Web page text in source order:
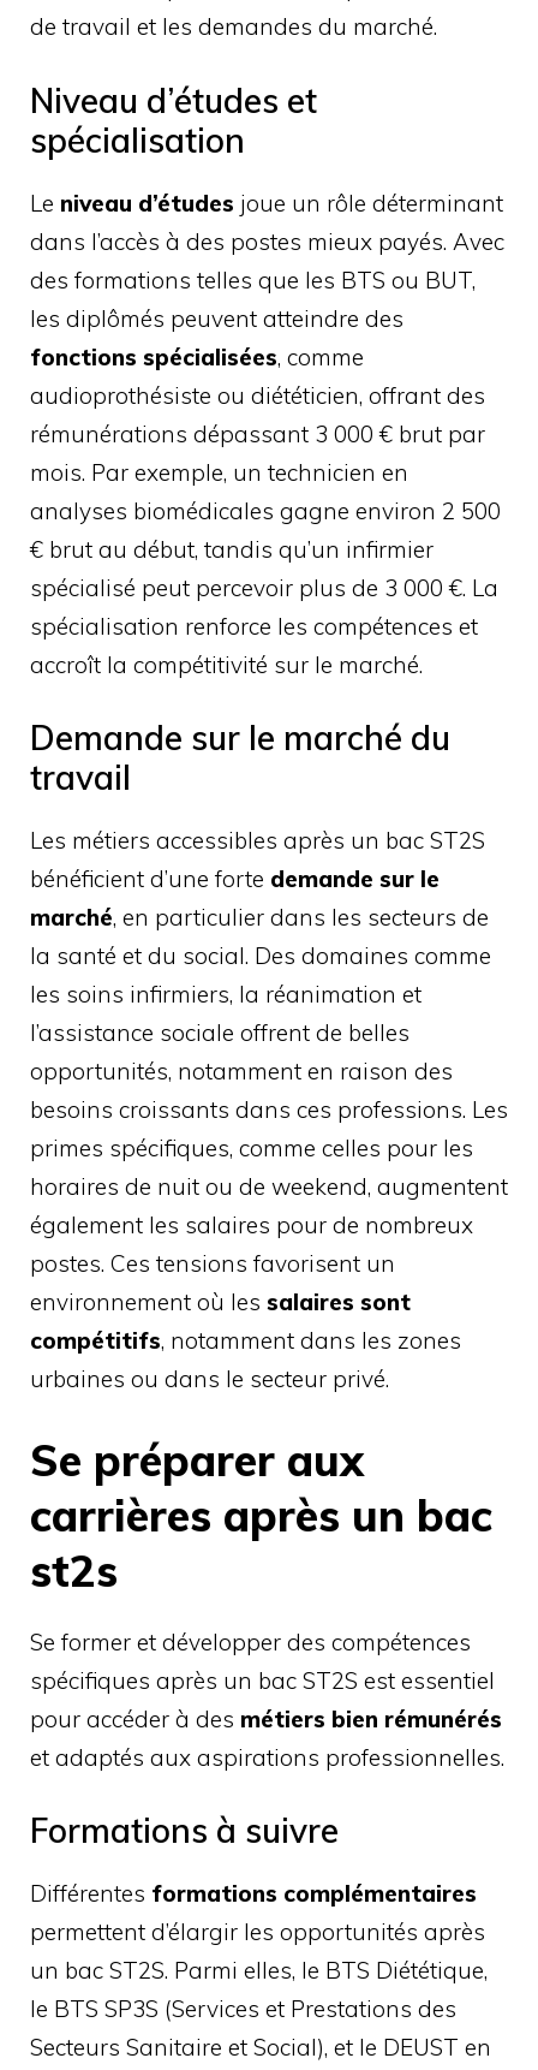
de travail et les demandes du marché.
Niveau d’études et
spécialisation
Le niveau d’études joue un rôle déterminant
dans l’accès à des postes mieux payés. Avec
des formations telles que les BTS ou BUT,
les diplômés peuvent atteindre des
fonctions spécialisées, comme
audioprothésiste ou diététicien, offrant des
rémunérations dépassant 3 000 € brut par
mois. Par exemple, un technicien en
analyses biomédicales gagne environ 2 500
€ brut au début, tandis qu’un infirmier
spécialisé peut percevoir plus de 3 000 €. La
spécialisation renforce les compétences et
accroît la compétitivité sur le marché.
Demande sur le marché du
travail
Les métiers accessibles après un bac ST2S
bénéficient d’une forte demande sur le
marché, en particulier dans les secteurs de
la santé et du social. Des domaines comme
les soins infirmiers, la réanimation et
l’assistance sociale offrent de belles
opportunités, notamment en raison des
besoins croissants dans ces professions. Les
primes spécifiques, comme celles pour les
horaires de nuit ou de weekend, augmentent
également les salaires pour de nombreux
postes. Ces tensions favorisent un
environnement où les salaires sont
compétitifs, notamment dans les zones
urbaines ou dans le secteur privé.
Se préparer aux
carrières après un bac
st2s
Se former et développer des compétences
spécifiques après un bac ST2S est essentiel
pour accéder à des métiers bien rémunérés
et adaptés aux aspirations professionnelles.
Formations à suivre
Différentes formations complémentaires
permettent d’élargir les opportunités après
un bac ST2S. Parmi elles, le BTS Diététique,
le BTS SP3S (Services et Prestations des
Secteurs Sanitaire et Social), et le DEUST en